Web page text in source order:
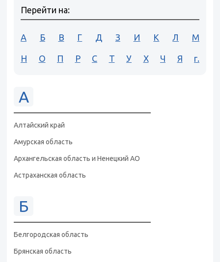
Перейти на:
А Б В Г Д З И К Л М
Н О П Р С Т У Х Ч Я г.
А
Алтайский край
Амурская область
Архангельская область и Ненецкий АО
Астраханская область
Б
Белгородская область
Брянская область